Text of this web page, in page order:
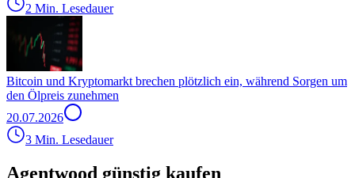
2 Min. Lesedauer
Bitcoin und Kryptomarkt brechen plötzlich ein, während Sorgen um
den Ölpreis zunehmen
20.07.2026
3 Min. Lesedauer
Agentwood günstig kaufen